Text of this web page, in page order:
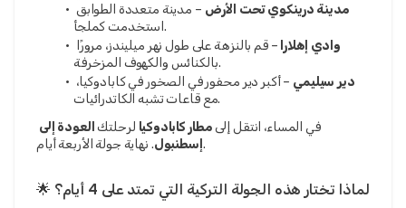
مدينة درينكوي تحت الأرض
استخدمت كملجأ.
وادي إهلارا
بالكنائس والكهوف المزخرفة.
دير سيليمي
مع قاعات تشبه الكاتدرائيات.
في المساء، انتقل إلى مطار كابادوكيا لرحلتك
إسطنبول . نهاية جولة الأربعة أيام.
🌟 لماذا تختار هذه الجولة التركية التي تمتد على 4 أيام؟